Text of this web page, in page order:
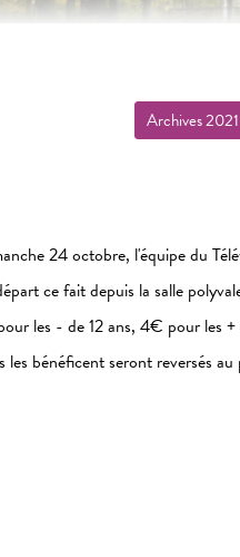
Archives 2021
24 octobre, l'équipe du
ce fait depuis la salle
les - de 12 ans, 4€ pour les
les bénéficent seront reversés